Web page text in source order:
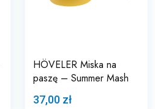
HÖVELER Miska na
paszę – Summer Mash
37,00 zł